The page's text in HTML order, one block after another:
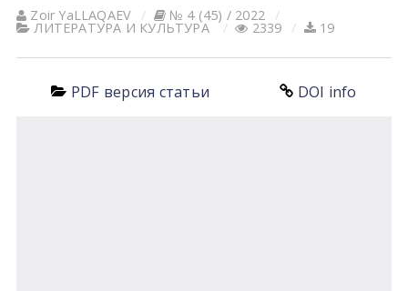
Zoir YaLLАQАEV № 4 (45) / 2022
ЛИТЕРАТУРА И КУЛЬТУРА 2339 19
PDF версия статьи DOI info